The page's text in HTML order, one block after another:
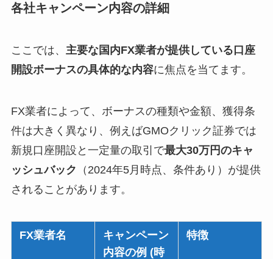
各社キャンペーン内容の詳細
ここでは、 主要な国内FX業者が提供している口座
開設ボーナスの具体的な内容に焦点を当てます。
FX業者によって、ボーナスの種類や金額、獲得条
件は大きく異なり、例えばGMOクリック証券では
新規口座開設と一定量の取引で最大30万円のキャ
ッシュバック （2024年5月時点、条件あり）が提供
されることがあります。
FX業者名
キャンペーン
内容の例 (時
特徴